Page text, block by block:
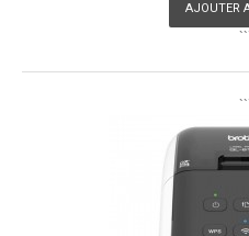
AJOUTER